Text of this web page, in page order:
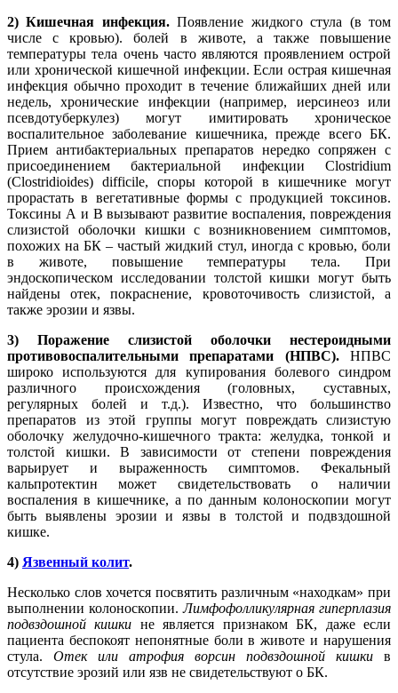
2) Кишечная инфекция.Появление жидкого стула (в том
числе с кровью). болей в животе, а также повышение
температуры тела очень часто являются проявлением острой
или хронической кишечной инфекции. Если острая кишечная
инфекция обычно проходит в течение ближайших дней или
недель, хронические инфекции (например, иерсинеоз или
псевдотуберкулез) могут имитировать хроническое
воспалительное заболевание кишечника, прежде всего БК.
Прием антибактериальных препаратов нередко сопряжен с
присоединением бактериальной инфекции Clostridium
(Clostridioides) difficile, споры которой в кишечнике могут
прорастать в вегетативные формы с продукцией токсинов.
Токсины А и В вызывают развитие воспаления, повреждения
слизистой оболочки кишки с возникновением симптомов,
похожих на БК – частый жидкий стул, иногда с кровью, боли
в животе, повышение температуры тела. При
эндоскопическом исследовании толстой кишки могут быть
найдены отек, покраснение, кровоточивость слизистой, а
также эрозии и язвы.
3) Поражение слизистой оболочки нестероидными
противовоспалительными препаратами (НПВС).НПВС
широко используются для купирования болевого синдром
различного происхождения (головных, суставных,
регулярных болей и т.д.). Известно, что большинство
препаратов из этой группы могут повреждать слизистую
оболочку желудочно-кишечного тракта: желудка, тонкой и
толстой кишки. В зависимости от степени повреждения
варьирует и выраженность симптомов. Фекальный
кальпротектин может свидетельствовать о наличии
воспаления в кишечнике, а по данным колоноскопии могут
быть выявлены эрозии и язвы в толстой и подвздошной
кишке.
4) Язвенный колит.
Несколько слов хочется посвятить различным «находкам» при
выполнении колоноскопии.Лимфофолликулярная гиперплазия
подвздошной кишки не является признаком БК, даже если
пациента беспокоят непонятные боли в животе и нарушения
стула. Отек или атрофия ворсин подвздошной кишки в
отсутствие эрозий или язв не свидетельствуют о БК.